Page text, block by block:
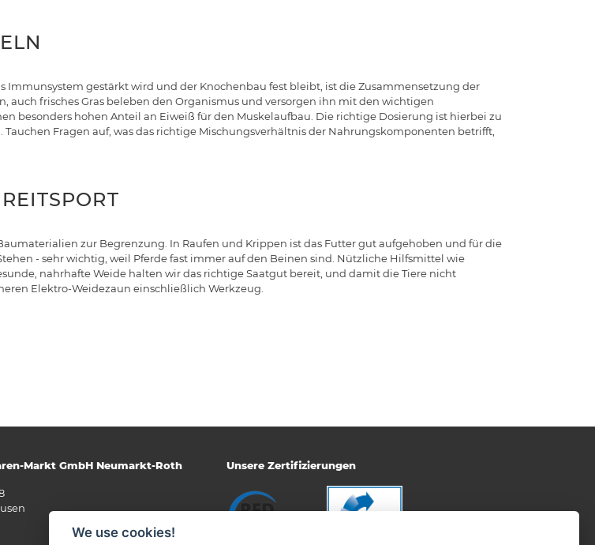
gestärkt wird und der Knochenbau fest bleibt, ist die Zusammensetzung der
auch frisches Gras beleben den Organismus und versorgen ihn mit den wichtigen
besonders hohen Anteil an Eiweiß für den Muskelaufbau. Die richtige Dosierung ist hierbei zu
Fragen auf, was das richtige Mischungsverhältnis der Nahrungskomponenten betrifft,
zur Begrenzung. In Raufen und Krippen ist das Futter gut aufgehoben und für die
- sehr wichtig, weil Pferde fast immer auf den Beinen sind. Nützliche Hilfsmittel wie
nahrhafte Weide halten wir das richtige Saatgut bereit, und damit die Tiere nicht
Elektro-Weidezaun einschließlich Werkzeug.
Markt GmbH Neumarkt-Roth Unsere Zertifizierungen
We use cookies!